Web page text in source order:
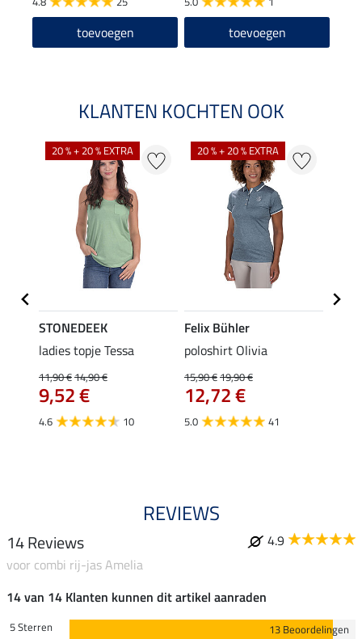
toevoegen toevoegen
KLANTEN KOCHTEN OOK
20 % + 20 % EXTRA
STONEDEEK
ladies topje Tessa
11,90 €14,90 €
9,52 €
4.6 10
20 % + 20 % EXTRA
Felix Bühler
poloshirt Olivia
15,90 €19,90 €
12,72 €
5.0 41
REVIEWS
14 Reviews
4.9
voor combi rij-jas Amelia
14 van 14 Klanten kunnen dit artikel aanraden
5 Sterren
13 Beoordelingen